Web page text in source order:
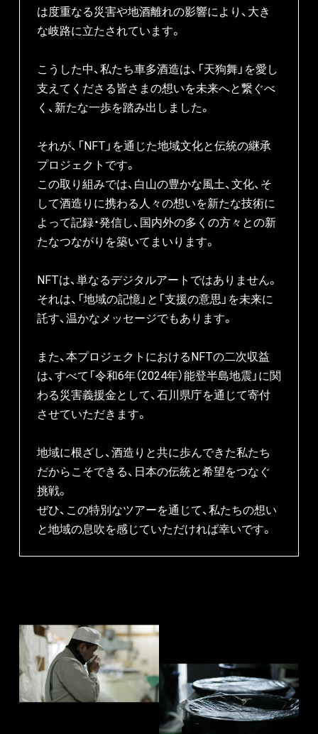
は度重なる災害や地酒離れの影響により、大き
な岐路に立たされています。
こうした中、私たち車多酒造は、「天狗舞」を愛し
支えてくださる皆さまの想いを未来へと繋ぐべ
く、新たな一歩を踏み出しました。
それが、「NFT」を通じた地域文化と伝統の継承
プロジェクトです。
この取り組みでは、⽩⼭の豊かな風⼟、文化、そ
して酒造りに携わる人々の想いを新たな技術に
よって記録・発信し、国内外の多くの方々との新
たなつながりを築いてまいります。
NFTは、単なるデジタルアートではありません。
それは、「地域の記憶」と「支援の意思」を未来に
託す、温かなメッセージでもあります。
また、本プロジェクトにおけるNFTの⼆次収益
は、すべて「令和6年（2024年）能登半島地震」に関
わる災害義援⾦として、⽯川県庁を通じて寄付
させていただきます。
地域に根ざし、酒造りと共に歩んできた私たち
だからこそできる、⽇本の伝統と希望をつなぐ
挑戦。
ぜひ、この特別なツアーを通じて、私たちの想い
と地域の息吹を感じていただければ幸いです。